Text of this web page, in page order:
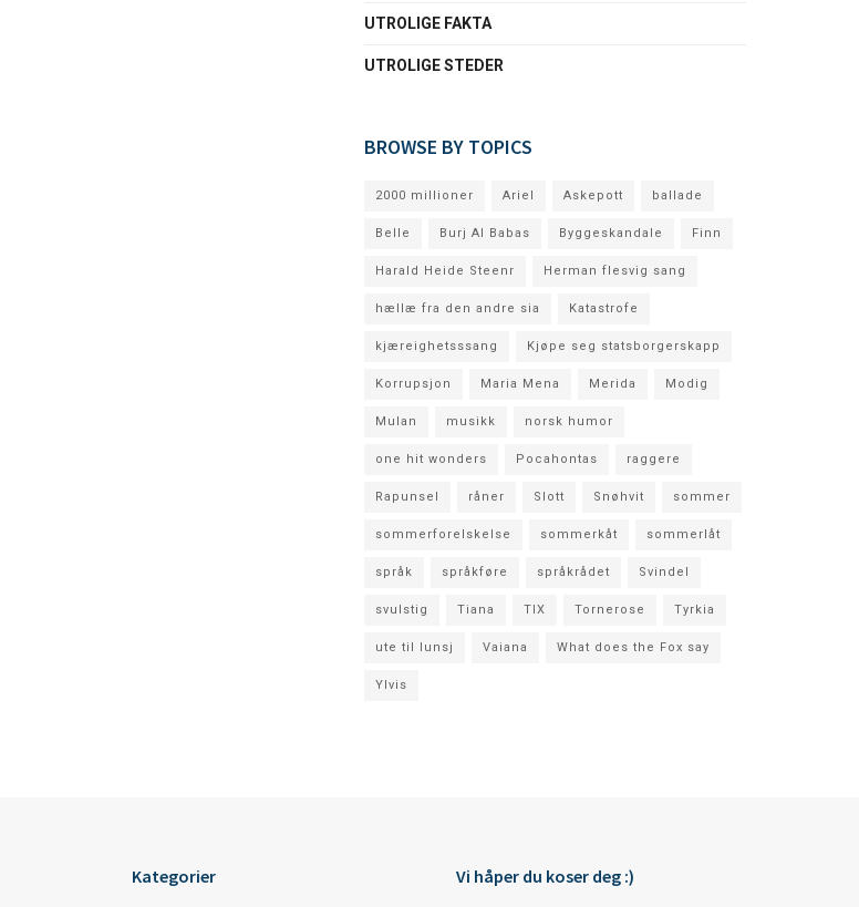
UTROLIGE FAKTA
UTROLIGE STEDER
BROWSE BY TOPICS
2000 millioner Ariel Askepott ballade
Belle Burj Al Babas Byggeskandale Finn
Harald Heide Steenr Herman flesvig sang
hællæ fra den andre sia Katastrofe
kjæreighetsssang Kjøpe seg statsborgerskapp
Korrupsjon Maria Mena Merida Modig
Mulan musikk norsk humor
one hit wonders Pocahontas raggere
Rapunsel råner Slott Snøhvit sommer
sommerforelskelse sommerkåt sommerlåt
språk språkføre språkrådet Svindel
svulstig Tiana TIX Tornerose Tyrkia
ute til lunsj Vaiana What does the Fox say
Ylvis
Kategorier Vi håper du koser deg :)